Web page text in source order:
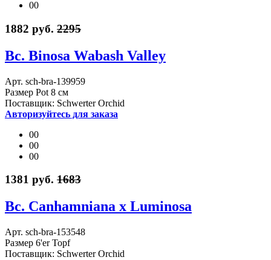
00
1882 руб. 2295
Bc. Binosa Wabash Valley
Арт. sch-bra-139959
Размер Pot 8 см
Поставщик: Schwerter Orchid
Авторизуйтесь для заказа
00
00
00
1381 руб. 1683
Bc. Canhamniana x Luminosa
Арт. sch-bra-153548
Размер 6'er Topf
Поставщик: Schwerter Orchid